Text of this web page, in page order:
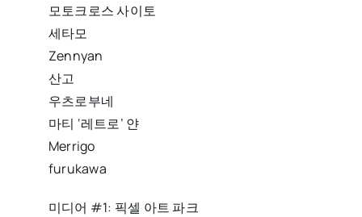
모토크로스 사이토
세타모
Zennyan
산고
우츠로부네
마티 ‘레트로’ 얀
Merrigo
furukawa
미디어 #1: 픽셀 아트 파크